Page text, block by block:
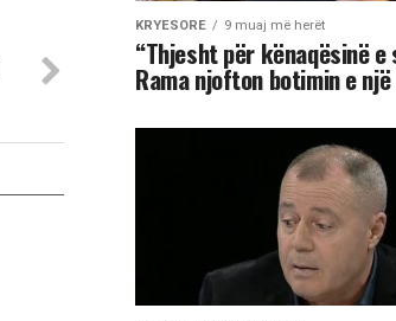
KRYESORE 9 muaj më herët
“Thjesht për kënaqësinë e
Rama njofton botimin e